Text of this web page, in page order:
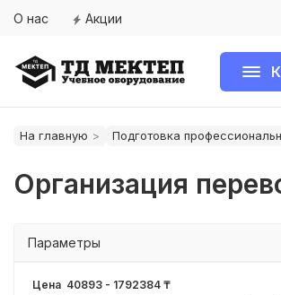
О нас Акции
На главную Подготовка
Организация
Параметры
Цена 40893 - 1792384 ₸